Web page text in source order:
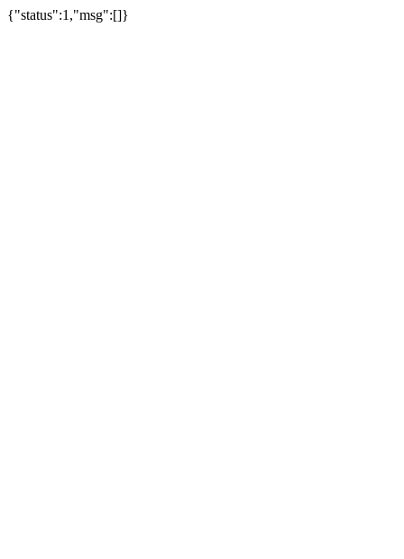
{"status":1,"msg":[]}